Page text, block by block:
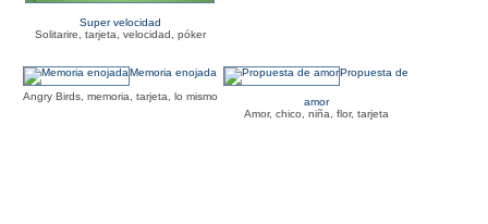
Super velocidad
Solitarire, tarjeta, velocidad, póker
Memoria enojada
Angry Birds, memoria, tarjeta, lo mismo
Propuesta de
amor
Amor, chico, niña, flor, tarjeta